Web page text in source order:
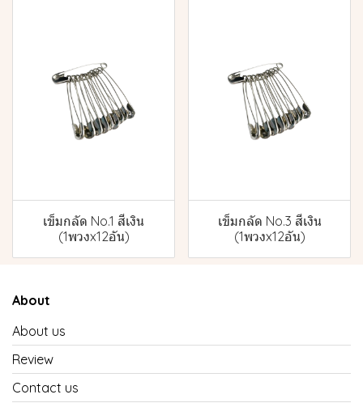
เข็มกลัด No.1 สีเงิน
(1พวงx12อัน)
เข็มกลัด No.3 สีเงิน
(1พวงx12อัน)
About
About us
Review
Contact us